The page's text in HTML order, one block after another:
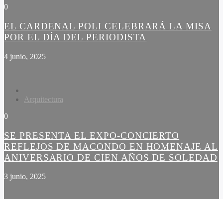
0
EL CARDENAL POLI CELEBRARÁ LA MISA
POR EL DÍA DEL PERIODISTA
4 junio, 2025
Arquitectura
0
SE PRESENTA EL EXPO-CONCIERTO
REFLEJOS DE MACONDO EN HOMENAJE AL
ANIVERSARIO DE CIEN AÑOS DE SOLEDAD
3 junio, 2025